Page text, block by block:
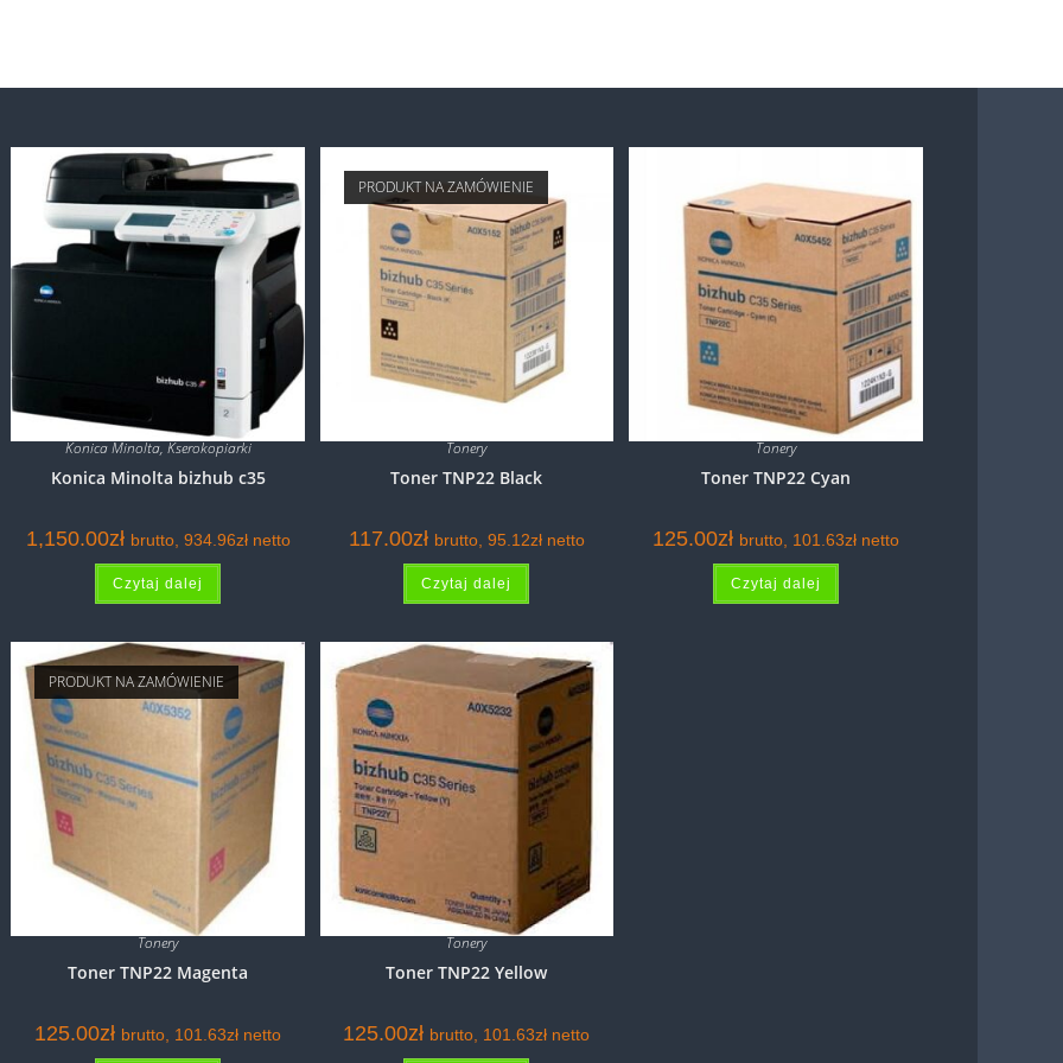
Konica Minolta,Kserokopiarki
Konica Minolta bizhub c35
1,150.00zł brutto, 934.96złnetto
Czytaj dalej
PRODUKT NA ZAMÓWIENIE
Tonery
Toner TNP22 Black
117.00zł brutto, 95.12złnetto
Czytaj dalej
Tonery
Toner TNP22 Cyan
125.00zł brutto, 101.63złnetto
Czytaj dalej
PRODUKT NA ZAMÓWIENIE
Tonery
Toner TNP22 Magenta
125.00zł brutto, 101.63zł netto
Tonery
Toner TNP22 Yellow
125.00zł brutto, 101.63zł netto